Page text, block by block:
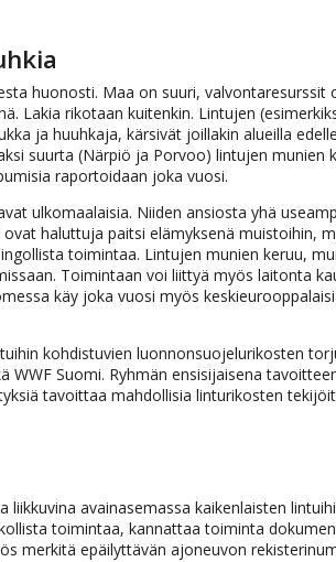
huonosti. Maa on suuri, valvontaresurssit
Lakia rikotaan kuitenkin. Lintujen
ja huuhkaja, kärsivät joillakin alueilla
suurta (Närpiö ja Porvoo) lintujen
raportoidaan joka vuosi.
ulkomaalaisia. Niiden ansiosta yhä
haluttuja paitsi elämyksenä muistoihin,
toimintaa. Lintujen munien keruu,
Toimintaan voi liittyä myös laitonta
käy joka vuosi myös
kohdistuvien luonnonsuojelurikosten
Suomi. Ryhmän ensisijaisena
tavoittaa mahdollisia linturikosten
avainasemassa kaikenlaisten
toimintaa, kannattaa toiminta
merkitä epäilyttävän ajoneuvon